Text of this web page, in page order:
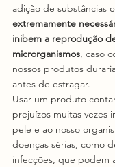
adição de substâncias
extremamente
inibem a reprodução
microrganismos, caso
nossos produtos
antes de estragar.
Usar um produto
prejuízos muitas vezes
pele e ao nosso
doenças sérias, como
infecções, que podem